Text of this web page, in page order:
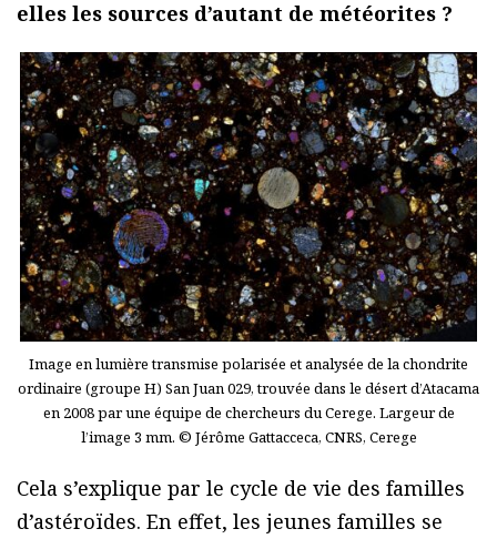
elles les sources d’autant de météorites ?
Image en lumière transmise polarisée et analysée de la chondrite
ordinaire (groupe H) San Juan 029, trouvée dans le désert d’Atacama
en 2008 par une équipe de chercheurs du Cerege. Largeur de
l’image 3 mm. © Jérôme Gattacceca, CNRS, Cerege
Cela s’explique par le cycle de vie des familles
d’astéroïdes. En effet, les jeunes familles se